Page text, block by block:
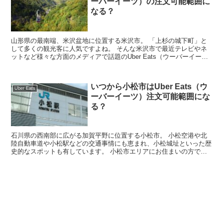
なる？
山形県の最南端、米沢盆地に位置する米沢市。 「上杉の城下町」と
して多くの観光客に人気ですよね。 そんな米沢市で最近テレビやネ
ットなど様々な方面のメディアで話題のUber Eats（ウーバーイー
Uber Eats
いつから小松市はUber Eats（ウ
ーバーイーツ）注文可能範囲にな
る？
石川県の西南部に広がる加賀平野に位置する小松市。 小松空港や北
陸自動車道や小松駅などの交通事情にも恵まれ、小松城址といった歴
史的なスポットも有しています。 小松市エリアにお住まいの方で今